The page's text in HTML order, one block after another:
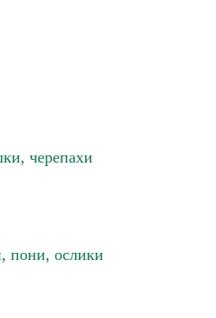
черепахи
пони, ослики